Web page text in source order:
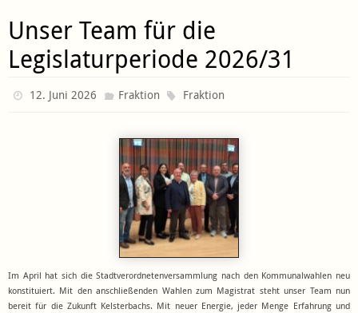
Unser Team für die
Legislaturperiode 2026/31
12. Juni 2026 Fraktion Fraktion
Im April hat sich die Stadtverordnetenversammlung nach den Kommunalwahlen neu
konstituiert. Mit den anschließenden Wahlen zum Magistrat steht unser Team nun
bereit für die Zukunft Kelsterbachs. Mit neuer Energie, jeder Menge Erfahrung und